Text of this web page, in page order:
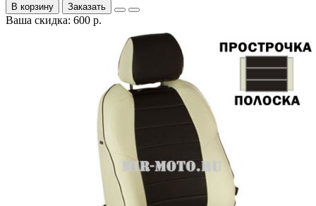
В корзину Заказать
Ваша скидка: 600 р.